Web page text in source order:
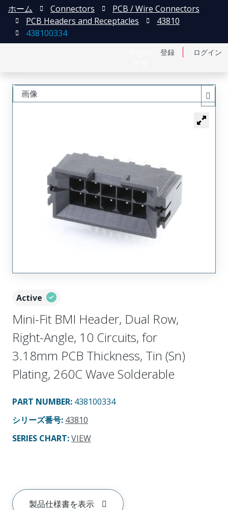
登録 ログイン
ホーム Connectors
PCB / Wire Connectors
PCB Headers and Receptacles
43810
438100334
Active
Mini-Fit BMI Header, Dual Row,
Right-Angle, 10 Circuits, for
3.18mm PCB Thickness, Tin (Sn)
Plating, 260C Wave Solderable
PART NUMBER: 438100334
シリーズ番号: 43810
SERIES CHART:VIEW
製品仕様書を表示
画像